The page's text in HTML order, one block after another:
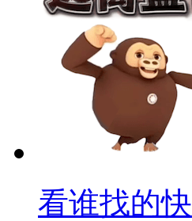
看谁找的快